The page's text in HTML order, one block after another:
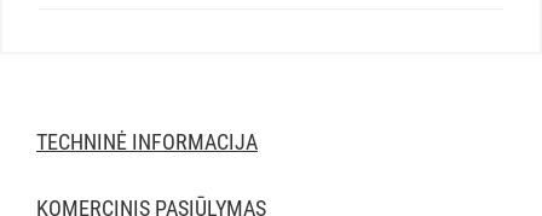
TECHNINĖ INFORMACIJA
KOMERCINIS PASIŪLYMAS